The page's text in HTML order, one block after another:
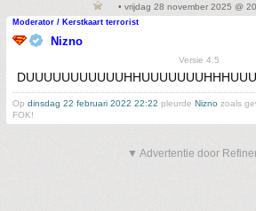
• vrijdag 28 november 2025 @
Moderator / Kerstkaart terrorist
Nizno
Versie 4.5
Op dinsdag 22 februari 2022 22:22 pleurde Nizno zoals
FOK!
▼ Advertentie door